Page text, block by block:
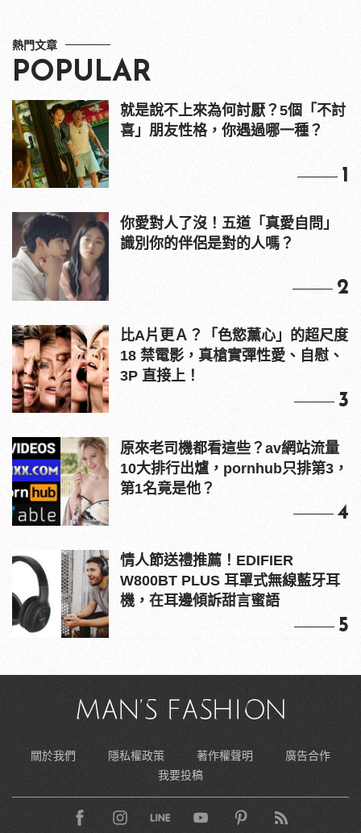
熱門文章
POPULAR
就是說不上來為何討厭？5個「不討
喜」朋友性格，你遇過哪一種？
1
你愛對人了沒！五道「真愛自問」
識別你的伴侶是對的人嗎？
2
比A片更Ａ？「色慾薰心」的超尺度
18 禁電影，真槍實彈性愛、自慰、
3P 直接上！
3
原來老司機都看這些？av網站流量
10大排行出爐，pornhub只排第3，
第1名竟是他？
4
情人節送禮推薦！EDIFIER
W800BT PLUS 耳罩式無線藍牙耳
機，在耳邊傾訴甜言蜜語
5
關於我們 隱私權政策 著作權聲明
廣告合作
我要投稿